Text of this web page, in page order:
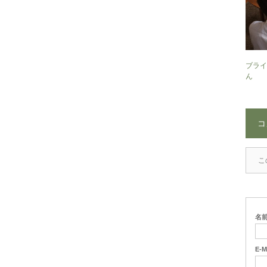
ブラ
ん
名
E-